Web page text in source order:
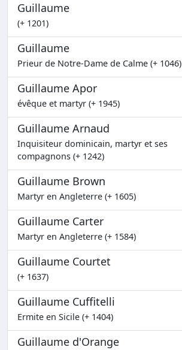
Guillaume
(+ 1201)
Guillaume
Prieur de Notre-Dame de Calme (+ 1046)
Guillaume Apor
évêque et martyr (+ 1945)
Guillaume Arnaud
Inquisiteur dominicain, martyr et ses
compagnons (+ 1242)
Guillaume Brown
Martyr en Angleterre (+ 1605)
Guillaume Carter
Martyr en Angleterre (+ 1584)
Guillaume Courtet
(+ 1637)
Guillaume Cuffitelli
Ermite en Sicile (+ 1404)
Guillaume d'Orange